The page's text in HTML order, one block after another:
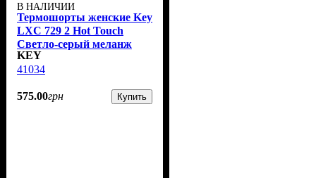
В НАЛИЧИИ
Термошорты женские Key
LXС 729 2 Hot Touch
Светло-серый меланж
KEY
41034
575.00грн Купить